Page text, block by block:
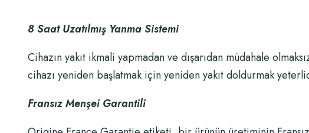
8 Saat Uzatılmış Yanma Sistemi
Cihazın yakıt ikmali yapmadan ve dışarıdan müdahale
cihazı yeniden başlatmak için yeniden yakıt doldurmak
Fransız Menşei Garantili